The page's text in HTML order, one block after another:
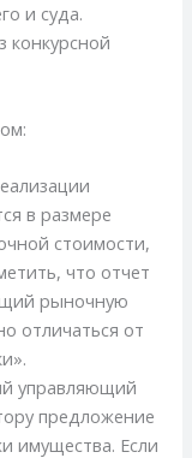
и суда.
конкурсной
в размере
стоимости,
что отчет
рыночную
отличаться от
управляющий
предложение
имущества. Если